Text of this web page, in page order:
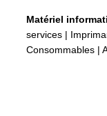
Matériel
services
Consommables